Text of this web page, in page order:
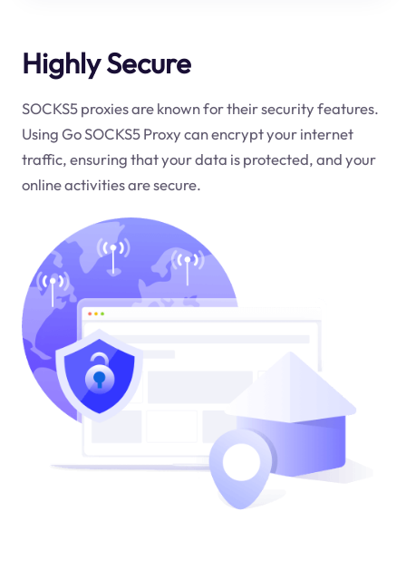
Highly Secure
SOCKS5 proxies are known for their security features.
Using Go SOCKS5 Proxy can encrypt your internet
traffic, ensuring that your data is protected, and your
online activities are secure.